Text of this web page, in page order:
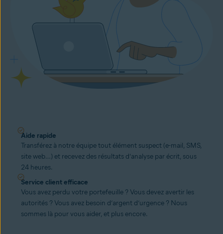
Aide rapide
Transférez à notre équipe tout élément suspect (e-mail, SMS,
site web…) et recevez des résultats d’analyse par écrit, sous
24 heures.
Service client efficace
Vous avez perdu votre portefeuille ? Vous devez avertir les
autorités ? Vous avez besoin d’argent d’urgence ? Nous
sommes là pour vous aider, et plus encore.